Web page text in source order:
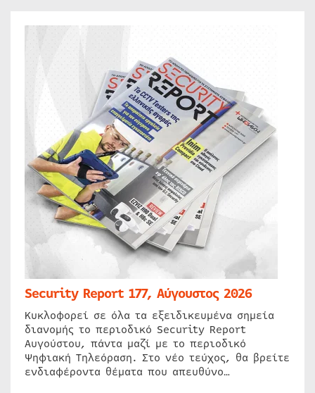
Security Report 177, Αύγουστος 2026
Κυκλοφορεί σε όλα τα εξειδικευμένα σημεία
διανομής το περιοδικό Security Report
Αυγούστου, πάντα μαζί με το περιοδικό
Ψηφιακή Τηλεόραση. Στο νέο τεύχος, θα βρείτε
ενδιαφέροντα θέματα που απευθύνο…